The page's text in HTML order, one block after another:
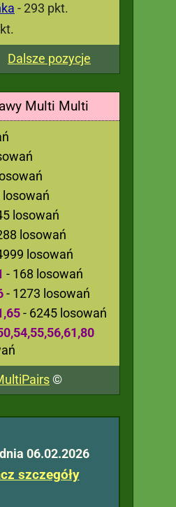
- 293 pkt.
Dalsze pozycje
Multi Multi
losowań
losowań
losowań
losowań
- 168 losowań
- 1273 losowań
- 6245 losowań
©
06.02.2026
szczegóły